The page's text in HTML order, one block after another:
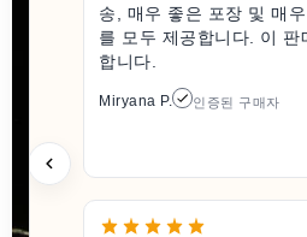
송, 매우 좋은 포장 및 매
를 모두 제공합니다. 이 판
합니다.
Miryana P. 인증된 구매자